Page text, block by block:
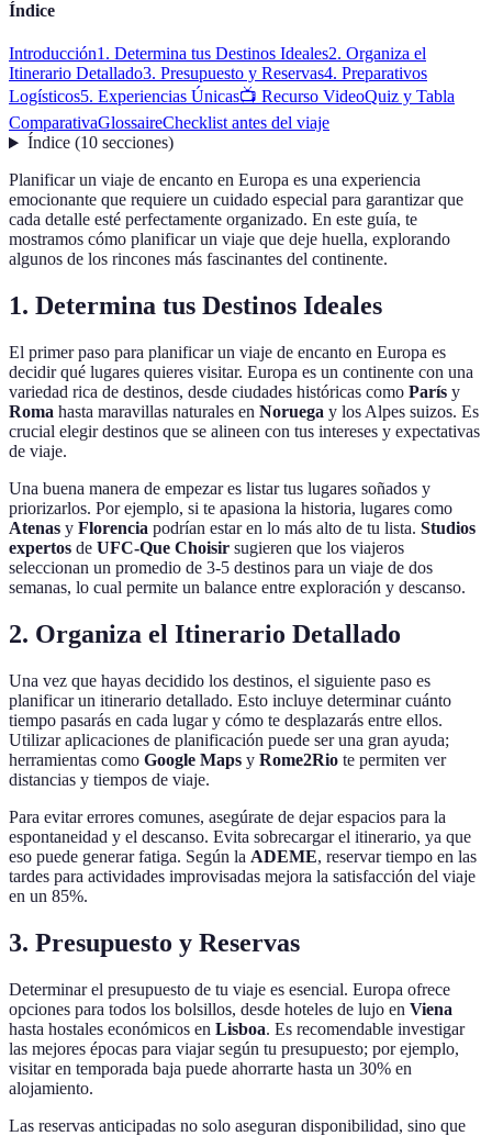
Índice
Introducción1. Determina tus Destinos Ideales2. Organiza el
Itinerario Detallado3. Presupuesto y Reservas4. Preparativos
Logísticos5. Experiencias Únicas📺 Recurso VideoQuiz y Tabla
ComparativaGlossaireChecklist antes del viaje
Índice(10 secciones)
Planificar un viaje de encanto en Europa es una experiencia
emocionante que requiere un cuidado especial para garantizar que
cada detalle esté perfectamente organizado. En este guía, te
mostramos cómo planificar un viaje que deje huella, explorando
algunos de los rincones más fascinantes del continente.
1. Determina tus Destinos Ideales
El primer paso para planificar un viaje de encanto en Europa es
decidir qué lugares quieres visitar. Europa es un continente con una
variedad rica de destinos, desde ciudades históricas como París y
Roma hasta maravillas naturales en Noruega y los Alpes suizos. Es
crucial elegir destinos que se alineen con tus intereses y expectativas
de viaje.
Una buena manera de empezar es listar tus lugares soñados y
priorizarlos. Por ejemplo, si te apasiona la historia, lugares como
Atenas y Florencia podrían estar en lo más alto de tu lista. Studios
expertos de UFC-Que Choisir sugieren que los viajeros
seleccionan un promedio de 3-5 destinos para un viaje de dos
semanas, lo cual permite un balance entre exploración y descanso.
2. Organiza el Itinerario Detallado
Una vez que hayas decidido los destinos, el siguiente paso es
planificar un itinerario detallado. Esto incluye determinar cuánto
tiempo pasarás en cada lugar y cómo te desplazarás entre ellos.
Utilizar aplicaciones de planificación puede ser una gran ayuda;
herramientas como Google Maps y Rome2Rio te permiten ver
distancias y tiempos de viaje.
Para evitar errores comunes, asegúrate de dejar espacios para la
espontaneidad y el descanso. Evita sobrecargar el itinerario, ya que
eso puede generar fatiga. Según la ADEME, reservar tiempo en las
tardes para actividades improvisadas mejora la satisfacción del viaje
en un 85%.
3. Presupuesto y Reservas
Determinar el presupuesto de tu viaje es esencial. Europa ofrece
opciones para todos los bolsillos, desde hoteles de lujo en Viena
hasta hostales económicos en Lisboa. Es recomendable investigar
las mejores épocas para viajar según tu presupuesto; por ejemplo,
visitar en temporada baja puede ahorrarte hasta un 30% en
alojamiento.
Las reservas anticipadas no solo aseguran disponibilidad, sino que